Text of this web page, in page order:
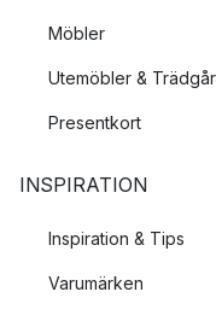
Möbler
Utemöbler &
Presentkort
INSPIRATION
Inspiration & Tips
Varumärken